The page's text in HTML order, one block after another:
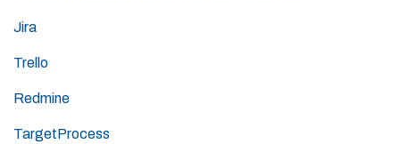
Jira
Trello
Redmine
TargetProcess